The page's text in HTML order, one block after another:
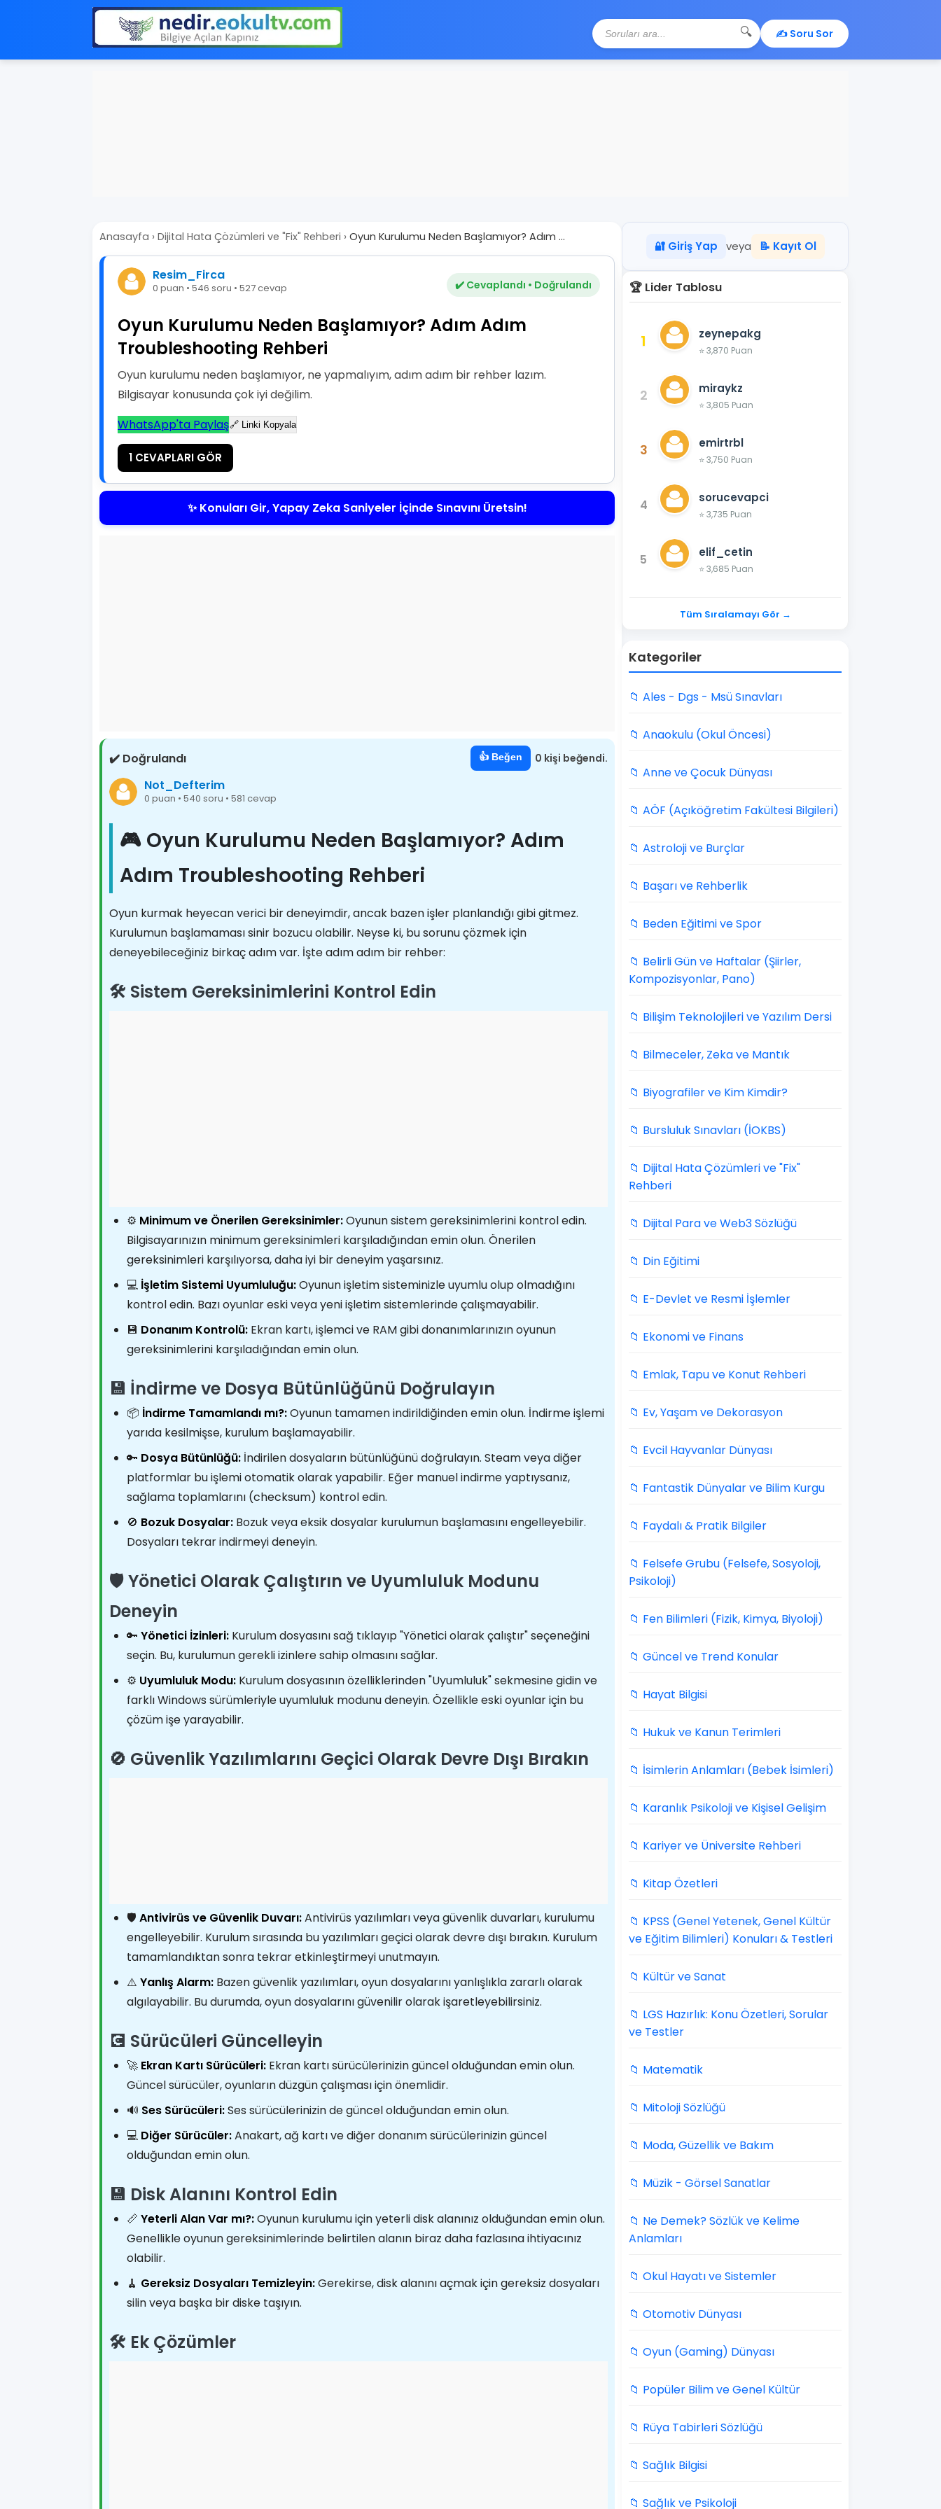
🔍 ✍️ Soru Sor
Anasayfa › Dijital Hata Çözümleri ve "Fix" Rehberi › Oyun Kurulumu Neden Başlamıyor? Adım ...
Resim_Firca
0 puan • 546 soru • 527 cevap ✔️ Cevaplandı • Doğrulandı
Oyun Kurulumu Neden Başlamıyor? Adım Adım
Troubleshooting Rehberi
Oyun kurulumu neden başlamıyor, ne yapmalıyım, adım adım bir rehber lazım.
Bilgisayar konusunda çok iyi değilim.
WhatsApp'ta Paylaş🔗 Linki Kopyala
1 CEVAPLARI GÖR
✨ Konuları Gir, Yapay Zeka Saniyeler İçinde Sınavını Üretsin!
✔️ Doğrulandı 👍 Beğen 0 kişi beğendi.
Not_Defterim
0 puan • 540 soru • 581 cevap
🎮 Oyun Kurulumu Neden Başlamıyor? Adım
Adım Troubleshooting Rehberi
Oyun kurmak heyecan verici bir deneyimdir, ancak bazen işler planlandığı gibi gitmez.
Kurulumun başlamaması sinir bozucu olabilir. Neyse ki, bu sorunu çözmek için
deneyebileceğiniz birkaç adım var. İşte adım adım bir rehber:
🛠️ Sistem Gereksinimlerini Kontrol Edin
⚙️ Minimum ve Önerilen Gereksinimler:Oyunun sistem gereksinimlerini kontrol edin.
Bilgisayarınızın minimum gereksinimleri karşıladığından emin olun. Önerilen
gereksinimleri karşılıyorsa, daha iyi bir deneyim yaşarsınız.
💻 İşletim Sistemi Uyumluluğu:Oyunun işletim sisteminizle uyumlu olup olmadığını
kontrol edin. Bazı oyunlar eski veya yeni işletim sistemlerinde çalışmayabilir.
💾 Donanım Kontrolü: Ekran kartı, işlemci ve RAM gibi donanımlarınızın oyunun
gereksinimlerini karşıladığından emin olun.
💾 İndirme ve Dosya Bütünlüğünü Doğrulayın
📦 İndirme Tamamlandı mı?:Oyunun tamamen indirildiğinden emin olun. İndirme işlemi
yarıda kesilmişse, kurulum başlamayabilir.
🔑 Dosya Bütünlüğü: İndirilen dosyaların bütünlüğünü doğrulayın. Steam veya diğer
platformlar bu işlemi otomatik olarak yapabilir. Eğer manuel indirme yaptıysanız,
sağlama toplamlarını (checksum) kontrol edin.
🚫 Bozuk Dosyalar: Bozuk veya eksik dosyalar kurulumun başlamasını engelleyebilir.
Dosyaları tekrar indirmeyi deneyin.
🛡️ Yönetici Olarak Çalıştırın ve Uyumluluk Modunu
Deneyin
🔑 Yönetici İzinleri: Kurulum dosyasını sağ tıklayıp "Yönetici olarak çalıştır" seçeneğini
seçin. Bu, kurulumun gerekli izinlere sahip olmasını sağlar.
⚙️ Uyumluluk Modu: Kurulum dosyasının özelliklerinden "Uyumluluk" sekmesine gidin ve
farklı Windows sürümleriyle uyumluluk modunu deneyin. Özellikle eski oyunlar için bu
çözüm işe yarayabilir.
🚫 Güvenlik Yazılımlarını Geçici Olarak Devre Dışı Bırakın
🛡️ Antivirüs ve Güvenlik Duvarı:Antivirüs yazılımları veya güvenlik duvarları, kurulumu
engelleyebilir. Kurulum sırasında bu yazılımları geçici olarak devre dışı bırakın. Kurulum
tamamlandıktan sonra tekrar etkinleştirmeyi unutmayın.
⚠️ Yanlış Alarm: Bazen güvenlik yazılımları, oyun dosyalarını yanlışlıkla zararlı olarak
algılayabilir. Bu durumda, oyun dosyalarını güvenilir olarak işaretleyebilirsiniz.
💽 Sürücüleri Güncelleyin
🚀 Ekran Kartı Sürücüleri: Ekran kartı sürücülerinizin güncel olduğundan emin olun.
Güncel sürücüler, oyunların düzgün çalışması için önemlidir.
🔊 Ses Sürücüleri:Ses sürücülerinizin de güncel olduğundan emin olun.
💻 Diğer Sürücüler:Anakart, ağ kartı ve diğer donanım sürücülerinizin güncel
olduğundan emin olun.
💾 Disk Alanını Kontrol Edin
📏 Yeterli Alan Var mı?:Oyunun kurulumu için yeterli disk alanınız olduğundan emin olun.
Genellikle oyunun gereksinimlerinde belirtilen alanın biraz daha fazlasına ihtiyacınız
olabilir.
🧹 Gereksiz Dosyaları Temizleyin:Gerekirse, disk alanını açmak için gereksiz dosyaları
silin veya başka bir diske taşıyın.
🛠️ Ek Çözümler
🔐 Giriş Yap veya 📝 Kayıt Ol
🏆 Lider Tablosu
1 zeynepakg
⭐ 3,870 Puan
2 miraykz
⭐ 3,805 Puan
3 emirtrbl
⭐ 3,750 Puan
4 sorucevapci
⭐ 3,735 Puan
5 elif_cetin
⭐ 3,685 Puan
Tüm Sıralamayı Gör →
Kategoriler
📁 Ales - Dgs - Msü Sınavları
📁 Anaokulu (Okul Öncesi)
📁 Anne ve Çocuk Dünyası
📁 AÖF (Açıköğretim Fakültesi Bilgileri)
📁 Astroloji ve Burçlar
📁 Başarı ve Rehberlik
📁 Beden Eğitimi ve Spor
📁 Belirli Gün ve Haftalar (Şiirler,
Kompozisyonlar, Pano)
📁 Bilişim Teknolojileri ve Yazılım Dersi
📁 Bilmeceler, Zeka ve Mantık
📁 Biyografiler ve Kim Kimdir?
📁 Bursluluk Sınavları (İOKBS)
📁 Dijital Hata Çözümleri ve "Fix"
Rehberi
📁 Dijital Para ve Web3 Sözlüğü
📁 Din Eğitimi
📁 E-Devlet ve Resmi İşlemler
📁 Ekonomi ve Finans
📁 Emlak, Tapu ve Konut Rehberi
📁 Ev, Yaşam ve Dekorasyon
📁 Evcil Hayvanlar Dünyası
📁 Fantastik Dünyalar ve Bilim Kurgu
📁 Faydalı & Pratik Bilgiler
📁 Felsefe Grubu (Felsefe, Sosyoloji,
Psikoloji)
📁 Fen Bilimleri (Fizik, Kimya, Biyoloji)
📁 Güncel ve Trend Konular
📁 Hayat Bilgisi
📁 Hukuk ve Kanun Terimleri
📁 İsimlerin Anlamları (Bebek İsimleri)
📁 Karanlık Psikoloji ve Kişisel Gelişim
📁 Kariyer ve Üniversite Rehberi
📁 Kitap Özetleri
📁 KPSS (Genel Yetenek, Genel Kültür
ve Eğitim Bilimleri) Konuları & Testleri
📁 Kültür ve Sanat
📁 LGS Hazırlık: Konu Özetleri, Sorular
ve Testler
📁 Matematik
📁 Mitoloji Sözlüğü
📁 Moda, Güzellik ve Bakım
📁 Müzik - Görsel Sanatlar
📁 Ne Demek? Sözlük ve Kelime
Anlamları
📁 Okul Hayatı ve Sistemler
📁 Otomotiv Dünyası
📁 Oyun (Gaming) Dünyası
📁 Popüler Bilim ve Genel Kültür
📁 Rüya Tabirleri Sözlüğü
📁 Sağlık Bilgisi
📁 Sağlık ve Psikoloji